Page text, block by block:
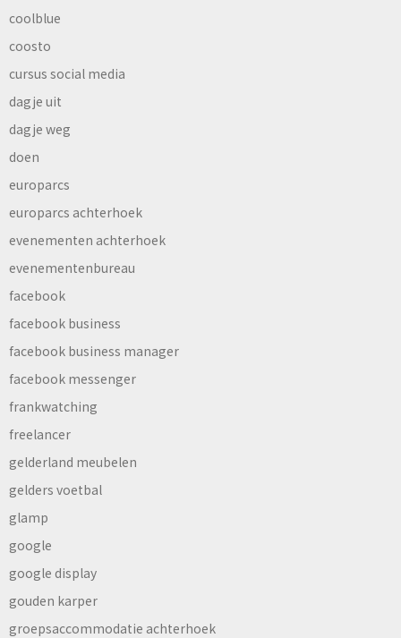
coolblue
coosto
cursus social media
dagje uit
dagje weg
doen
europarcs
europarcs achterhoek
evenementen achterhoek
evenementenbureau
facebook
facebook business
facebook business manager
facebook messenger
frankwatching
freelancer
gelderland meubelen
gelders voetbal
glamp
google
google display
gouden karper
groepsaccommodatie achterhoek